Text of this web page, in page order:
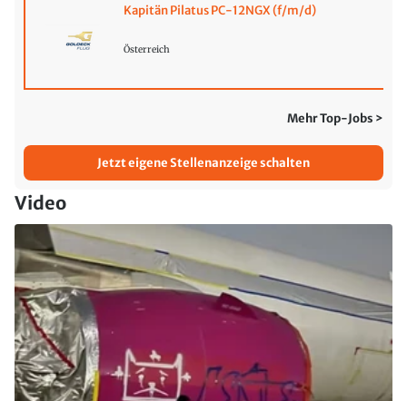
Kapitän Pilatus PC-12NGX (f/m/d)
Österreich
Mehr Top-Jobs >
Jetzt eigene Stellenanzeige schalten
Video